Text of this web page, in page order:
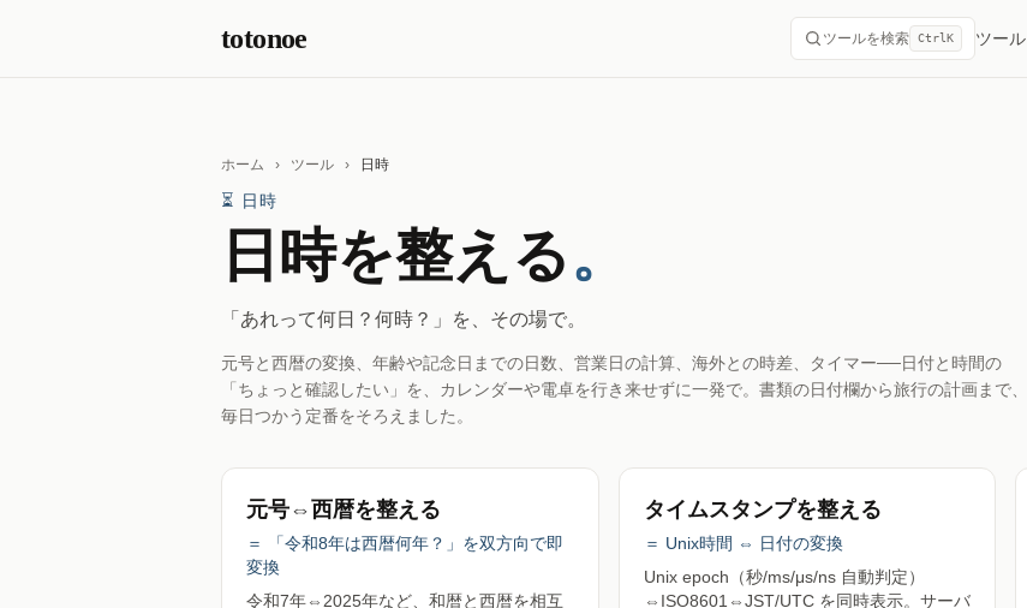
totonoe ツールを検索 CtrlK ツール
ホーム › ツール › 日時
⏳ 日時
日時を整える。
「あれって何日？何時？」を、その場で。
元号と西暦の変換、年齢や記念日までの日数、営業日の計算、海外との時差、タイマー──日付と時間の
「ちょっと確認したい」を、カレンダーや電卓を行き来せずに一発で。書類の日付欄から旅行の計画まで、
毎日つかう定番をそろえました。
元号⇔西暦を整える
＝ 「令和8年は西暦何年？」を双方向で即
変換
令和7年⇔2025年など、和暦と西暦を相互
タイムスタンプを整える
＝ Unix時間 ⇔ 日付の変換
Unix epoch（秒/ms/μs/ns 自動判定）
⇔ISO8601⇔JST/UTC を同時表示。サーバ